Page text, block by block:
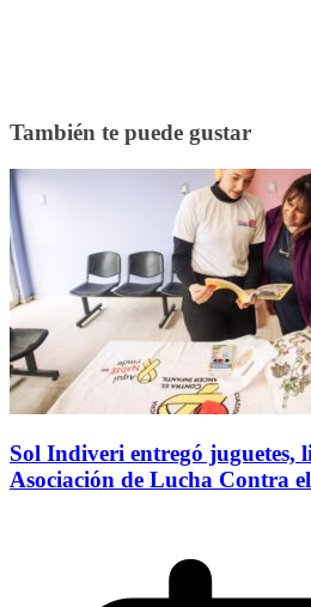
También te puede gustar
Sol Indiveri entregó juguetes,
Asociación de Lucha Contra